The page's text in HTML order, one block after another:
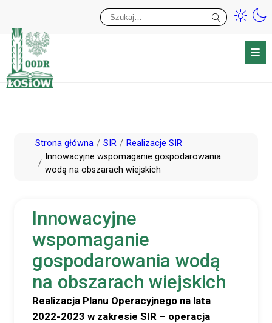
PrzejdźStrona główna SIR
Realizacje SIR
Innowacyjne wspomaganie gospodarowania
wodą na obszarach wiejskich
Innowacyjne
wspomaganie
gospodarowania wodą
na obszarach wiejskich
Realizacja Planu Operacyjnego na lata
2022-2023 w zakresie SIR – operacja